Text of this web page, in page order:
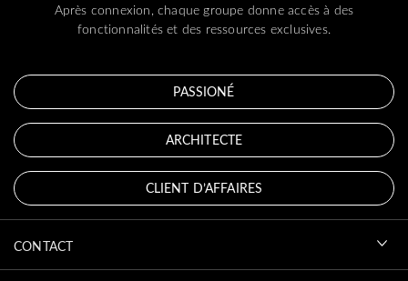
Après connexion, chaque groupe donne accès à des
fonctionnalités et des ressources exclusives.
PASSIONÉ
ARCHITECTE
CLIENT D’AFFAIRES
CONTACT